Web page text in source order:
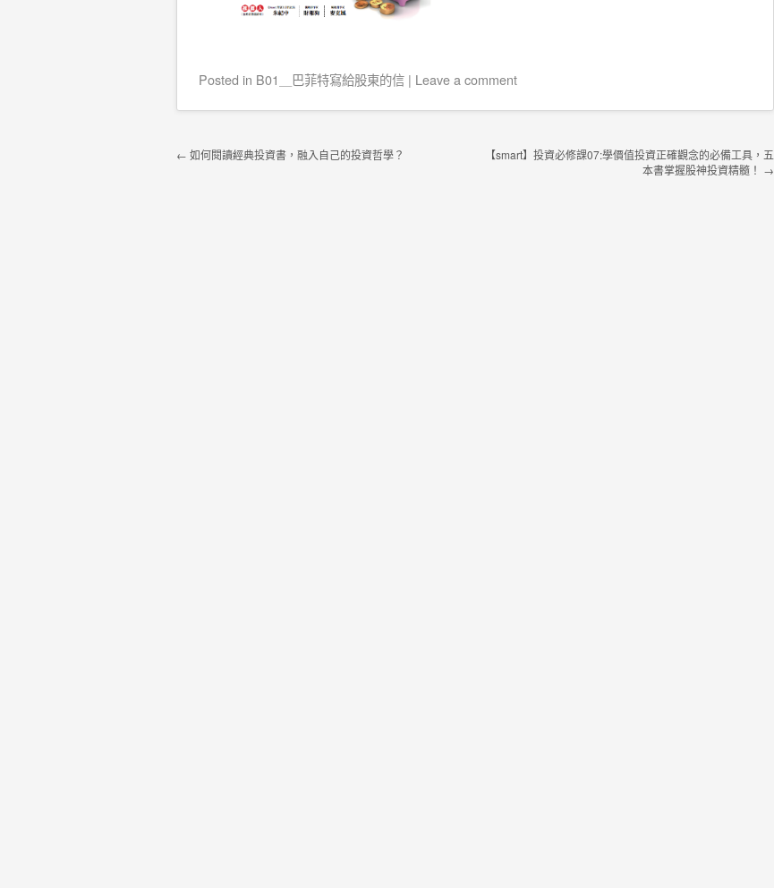
Posted in B01＿巴菲特寫給股東的信 | Leave a comment
Post navigation
← 如何閱讀經典投資書，融入自己的投資哲學？
【smart】投資必修課07:學價值投資正確觀念的必備工具，五
本書掌握股神投資精髓！ →